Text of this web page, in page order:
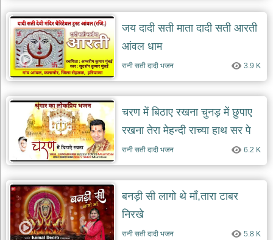
add
bhajans
जय दादी सती माता दादी सती आरती
आंवल धाम
रानी सती दादी भजन 3.9 K
चरण में बिठाए रखना चुनड़ में छुपाए
रखना तेरा मेहन्दी राच्या हाथ सर पे
फिराए रखना
रानी सती दादी भजन 6.2 K
बनड़ी सी लागो थे माँ,तारा टाबर
निरखे
रानी सती दादी भजन 5.8 K